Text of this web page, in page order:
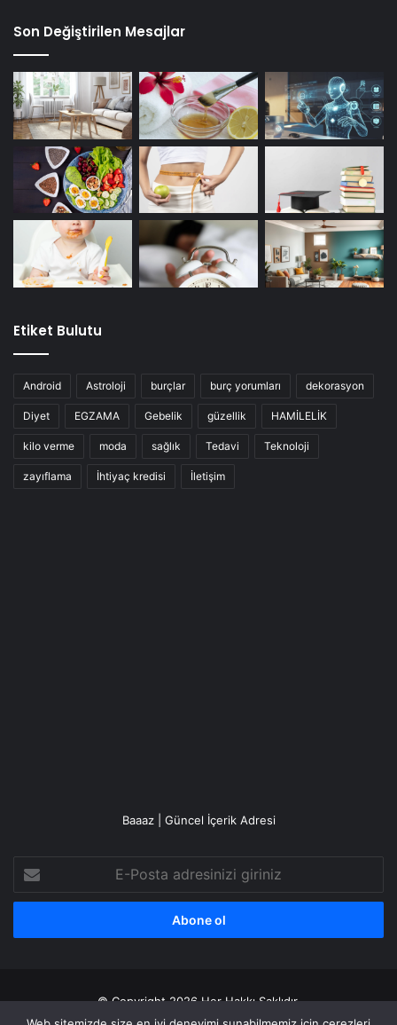
Son Değiştirilen Mesajlar
Etiket Bulutu
Android Astroloji burçlar burç yorumları dekorasyon
Diyet EGZAMA Gebelik güzellik HAMİLELİK
kilo verme moda sağlık Tedavi Teknoloji
zayıflama İhtiyaç kredisi İletişim
Baaaz | Güncel İçerik Adresi
Posta
adresinizi
© Copyright 2026 Her Hakkı Saklıdır.